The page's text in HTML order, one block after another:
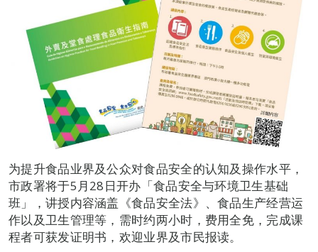
为提升食品业界及公众对食品安全的认知及操作水平，
市政署将于5月28日开办「食品安全与环境卫生基础
班」，讲授内容涵盖《食品安全法》、食品生产经营运
作以及卫生管理等，需时约两小时，费用全免，完成课
程者可获发证明书，欢迎业界及市民报读。